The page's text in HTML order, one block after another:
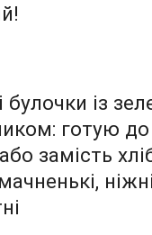
булочки із
готую до
замість